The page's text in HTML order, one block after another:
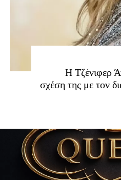
Η Τζένιφερ
σχέση της με τον